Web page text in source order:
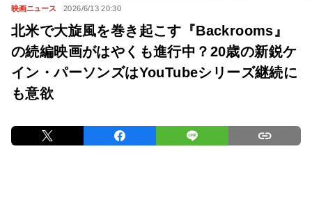
映画ニュース 2026/6/13 20:30
北米で大旋風を巻き起こす『Backrooms』
の続編映画がはやくも進行中？20歳の新鋭ケ
イン・パーソンズはYouTubeシリーズ継続に
も意欲